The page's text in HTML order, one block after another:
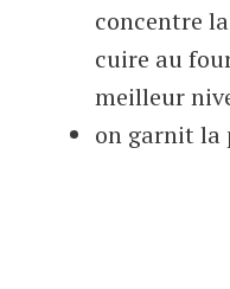
concentre
cuire au
meilleur
on garnit la